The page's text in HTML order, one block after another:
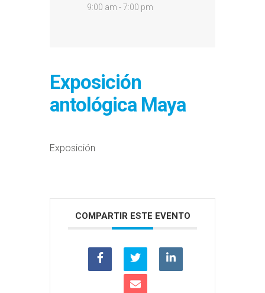
9:00 am - 7:00 pm
Exposición
antológica Maya
Exposición
COMPARTIR ESTE EVENTO